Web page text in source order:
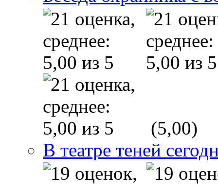
(5,00)
В театре теней